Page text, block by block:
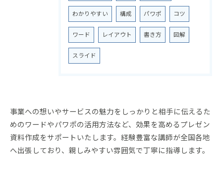
わかりやすい 構成 パワポ コツ
ワード レイアウト 書き方 図解
スライド
事業への想いやサービスの魅力をしっかりと相手に伝えるた
めのワードやパワポの活用方法など、効果を高めるプレゼン
資料作成をサポートいたします。経験豊富な講師が全国各地
へ出張しており、親しみやすい雰囲気で丁寧に指導します。
お問い合わせはこちら